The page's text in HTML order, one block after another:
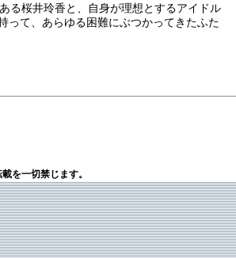
る桜井玲香と、自身が理想とするアイドル
って、あらゆる困難にぶつかってきたふた
一切禁じます。